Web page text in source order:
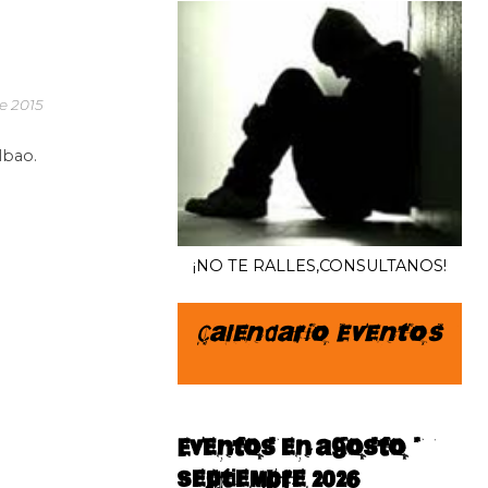
2015
¡NO TE RALLES,CONSULTANOS!
Calendario Eventos
Eventos en agosto–
septiembre 2026